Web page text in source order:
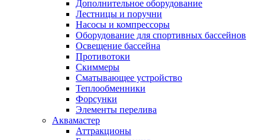
Дополнительное оборудование
Лестницы и поручни
Насосы и компрессоры
Оборудование для спортивных бассейнов
Освещение бассейна
Противотоки
Скиммеры
Сматывающее устройство
Теплообменники
Форсунки
Элементы перелива
Аквамастер
Аттракционы